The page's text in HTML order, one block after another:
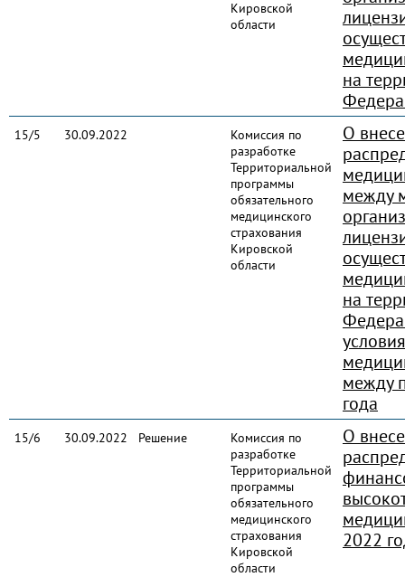
Кировской
области
на
15/5 30.09.2022
Комиссия по
разработке
Территориальной
программы
обязательного
медицинского
страхования
Кировской
области
О
между
на
между
года
15/6 30.09.2022 Решение
Комиссия по
разработке
Территориальной
программы
обязательного
медицинского
страхования
Кировской
области
О
2022